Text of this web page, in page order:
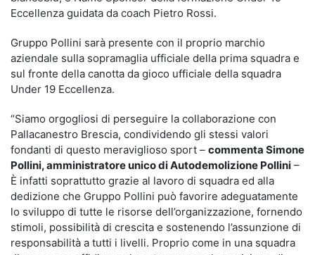
Eccellenza guidata da coach Pietro Rossi.
Gruppo Pollini sarà presente con il proprio marchio
aziendale sulla sopramaglia ufficiale della prima squadra e
sul fronte della canotta da gioco ufficiale della squadra
Under 19 Eccellenza.
“Siamo orgogliosi di perseguire la collaborazione con
Pallacanestro Brescia, condividendo gli stessi valori
fondanti di questo meraviglioso sport – commenta Simone
Pollini, amministratore unico di Autodemolizione Pollini –
È infatti soprattutto grazie al lavoro di squadra ed alla
dedizione che Gruppo Pollini può favorire adeguatamente
lo sviluppo di tutte le risorse dell’organizzazione, fornendo
stimoli, possibilità di crescita e sostenendo l’assunzione di
responsabilità a tutti i livelli. Proprio come in una squadra